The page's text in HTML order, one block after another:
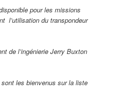
pour les missions
l’utilisation du transpondeur
de l’ingénierie Jerry Buxton
les bienvenus sur la liste